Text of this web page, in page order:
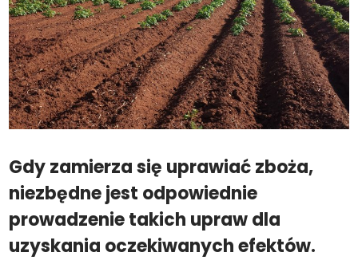
Gdy zamierza się uprawiać zboża,
niezbędne jest odpowiednie
prowadzenie takich upraw dla
uzyskania oczekiwanych efektów.